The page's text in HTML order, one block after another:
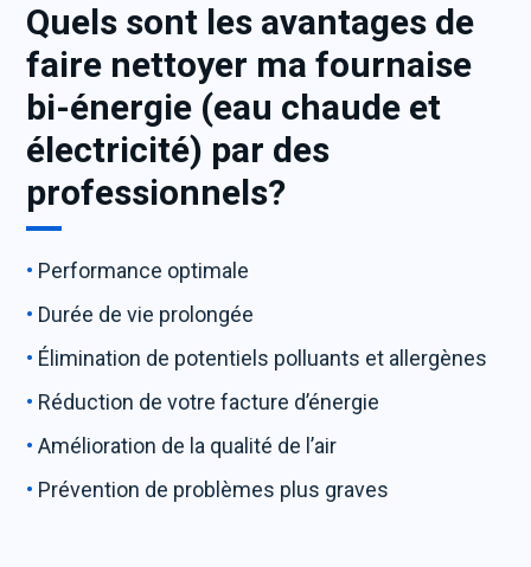
Quels sont les avantages de
faire nettoyer ma fournaise
bi-énergie (eau chaude et
électricité) par des
professionnels?
Performance optimale
Durée de vie prolongée
Élimination de potentiels polluants et allergènes
Réduction de votre facture d’énergie
Amélioration de la qualité de l’air
Prévention de problèmes plus graves